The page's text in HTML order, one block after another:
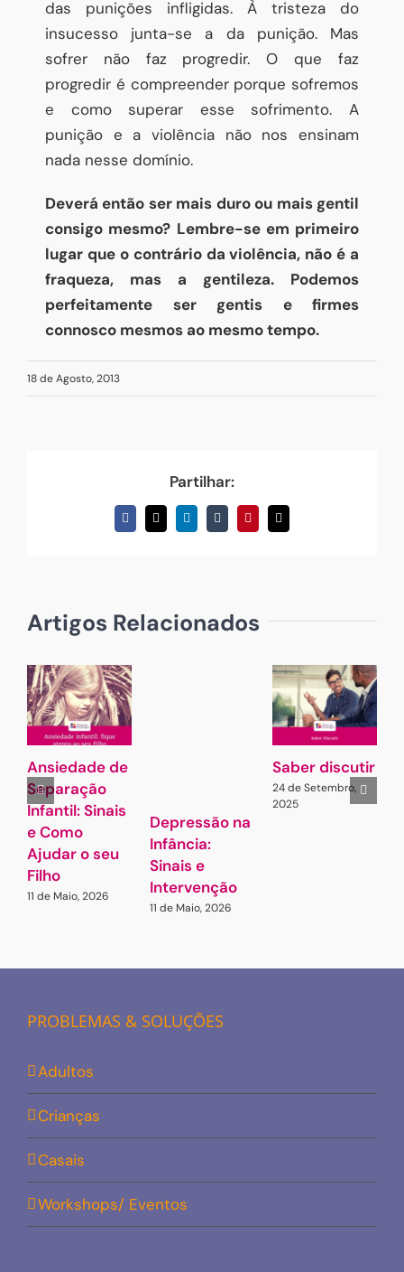
das punições infligidas. À tristeza do
insucesso junta-se a da punição. Mas
sofrer não faz progredir. O que faz
progredir é compreender porque sofremos
e como superar esse sofrimento. A
punição e a violência não nos ensinam
nada nesse domínio.
Deverá então ser mais duro ou mais gentil
consigo mesmo? Lembre-se em primeiro
lugar que o contrário da violência, não é a
fraqueza, mas a gentileza. Podemos
perfeitamente ser gentis e firmes
connosco mesmos ao mesmo tempo.
18 de Agosto, 2013
Partilhar:
Facebook
X LinkedInTumblrPinterestEmail
(necessário
Artigos Relacionados
Ansiedade de
Separação
Infantil: Sinais
e Como
Ajudar o seu
Filho
11 de Maio, 2026
Depressão na
Infância:
Sinais e
Intervenção
11 de Maio, 2026
Saber discutir
24 de Setembro,
2025
PROBLEMAS & SOLUÇÕES
Adultos
Crianças
Casais
Workshops/ Eventos